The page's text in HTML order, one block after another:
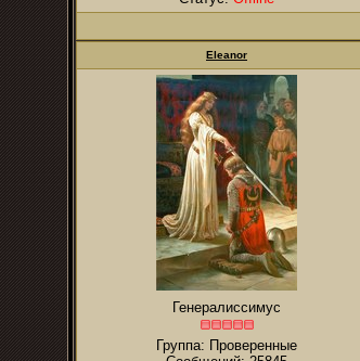
Eleanor
Генералиссимус
Группа: Проверенные